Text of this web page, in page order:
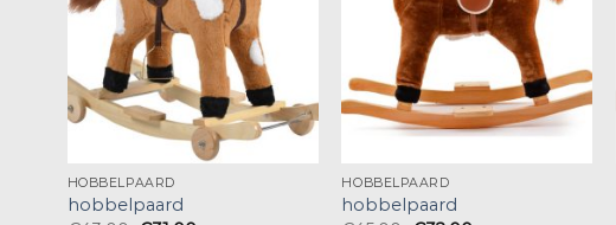
HOBBELPAARD
hobbelpaard
HOBBELPAARD
hobbelpaard